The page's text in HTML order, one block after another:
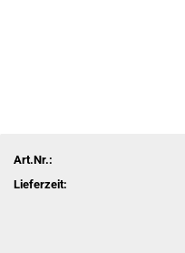
Art.Nr.:
Lieferzeit: